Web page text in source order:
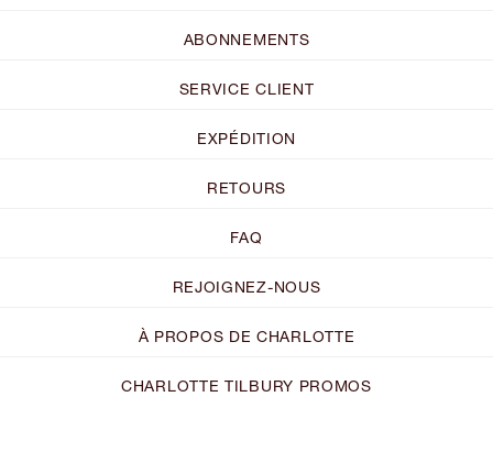
ABONNEMENTS
SERVICE CLIENT
EXPÉDITION
RETOURS
FAQ
REJOIGNEZ-NOUS
À PROPOS DE CHARLOTTE
CHARLOTTE TILBURY PROMOS